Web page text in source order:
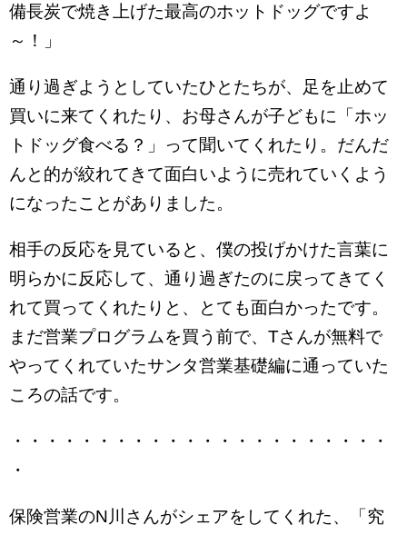
備長炭で焼き上げた最高のホットドッグですよ
～！」
通り過ぎようとしていたひとたちが、足を止めて
買いに来てくれたり、お母さんが子どもに「ホッ
トドッグ食べる？」って聞いてくれたり。だんだ
んと的が絞れてきて面白いように売れていくよう
になったことがありました。
相手の反応を見ていると、僕の投げかけた言葉に
明らかに反応して、通り過ぎたのに戻ってきてく
れて買ってくれたりと、とても面白かったです。
まだ営業プログラムを買う前で、Tさんが無料で
やってくれていたサンタ営業基礎編に通っていた
ころの話です。
・・・・・・・・・・・・・・・・・・・・・・
・
保険営業のN川さんがシェアをしてくれた、「究